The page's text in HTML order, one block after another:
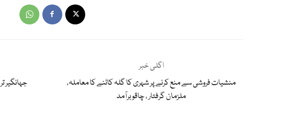
جہانگیر
اگلی خبر
منشیات فروشی سے منع کرنے پر شہری کا گلہ کاٹنے کا معاملہ،
ملزمان گرفتار ، چاقو برآمد